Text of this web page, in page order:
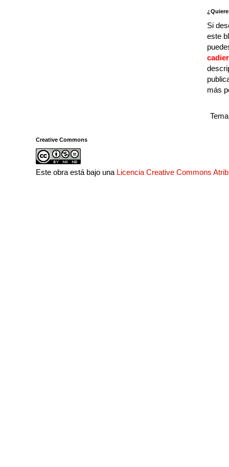
Si
este
más
Creative Commons
Este obra está bajo una Licencia Creative Commons